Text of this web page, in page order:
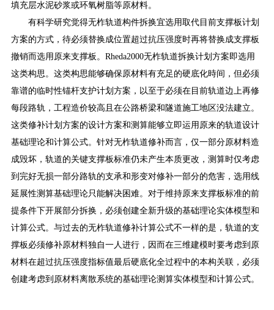
填充层水泥砂浆或环氧树脂等原材料。
有科学研究觉得无柞轨道构件拆换宜选用取代目前支撑板计划
方案的方式，待必须替换成位置超过抗压强度时再将替换成支撑板
撤销而选用原来支撑板。Rheda2000无柞轨道拆换计划方案即选用
这类构思。这类构思能够确保原材料有充足的硬底化時间，但必须
靠谱的临时性锚杆支护计划方案，以至于必须在目前轨道边上再修
每段路轨，工程造价较高且在公路桥梁和隧道施工地区没法建立。
这类修补计划方案的设计方案和测算能够立即运用原来的轨道设计
基础理论和计算公式。针对无柞轨道修补而言，仅一部分原材料造
成毁坏，轨道的关键支撑板标准仍未产生本质更改，测算时仅考虑
到完好无损一部分路轨的支承和形变对修补一部分的危害，选用线
延展性测算基础理论只能解决困难。对于维持原来支撑板标准的前
提条件下开展部分拆换，必须创建全新升级的基础理论实体模型和
计算公式。与过去的无柞轨道修补计算公式不一样的是，轨道的支
撑板必须修补原材料独自一人进行，因而在三维建模时要考虑到原
材料在超过抗压强度指标值最后硬底化全过程中的本构关联，必须
创建考虑到原材料离散系统的基础理论测算实体模型和计算公式。